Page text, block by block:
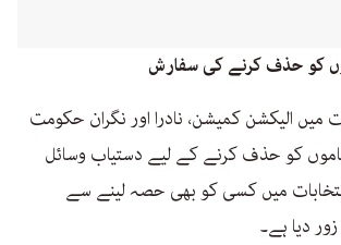
کو حذف کرنے کی سفارش
میں الیکشن کمیشن، نادرا اور نگران حکومت
کو حذف کرنے کے لیے دستیاب وسائل
میں کسی کو بھی حصہ لینے سے
دیا ہے۔